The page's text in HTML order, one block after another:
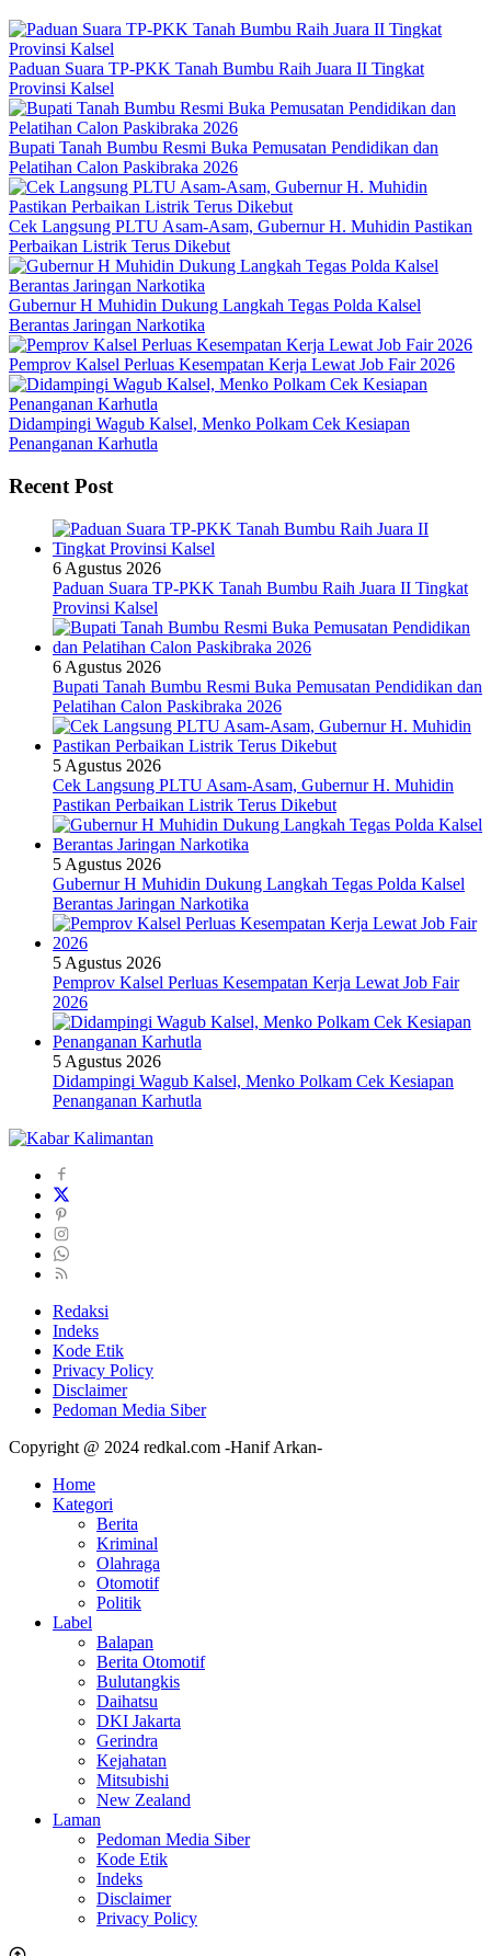
Paduan Suara TP-PKK Tanah Bumbu Raih Juara II Tingkat
Provinsi Kalsel
Bupati Tanah Bumbu Resmi Buka Pemusatan Pendidikan dan
Pelatihan Calon Paskibraka 2026
Cek Langsung PLTU Asam-Asam, Gubernur H. Muhidin Pastikan
Perbaikan Listrik Terus Dikebut
Gubernur H Muhidin Dukung Langkah Tegas Polda Kalsel
Berantas Jaringan Narkotika
Pemprov Kalsel Perluas Kesempatan Kerja Lewat Job Fair 2026
Didampingi Wagub Kalsel, Menko Polkam Cek Kesiapan
Penanganan Karhutla
Recent Post
6 Agustus 2026
Paduan Suara TP-PKK Tanah Bumbu Raih Juara II Tingkat
Provinsi Kalsel
6 Agustus 2026
Bupati Tanah Bumbu Resmi Buka Pemusatan Pendidikan dan
Pelatihan Calon Paskibraka 2026
5 Agustus 2026
Cek Langsung PLTU Asam-Asam, Gubernur H. Muhidin
Pastikan Perbaikan Listrik Terus Dikebut
5 Agustus 2026
Gubernur H Muhidin Dukung Langkah Tegas Polda Kalsel
Berantas Jaringan Narkotika
5 Agustus 2026
Pemprov Kalsel Perluas Kesempatan Kerja Lewat Job Fair
2026
5 Agustus 2026
Didampingi Wagub Kalsel, Menko Polkam Cek Kesiapan
Penanganan Karhutla
Redaksi
Indeks
Kode Etik
Privacy Policy
Disclaimer
Pedoman Media Siber
Copyright @ 2024 redkal.com -Hanif Arkan-
Home
Kategori
Berita
Kriminal
Olahraga
Otomotif
Politik
Label
Balapan
Berita Otomotif
Bulutangkis
Daihatsu
DKI Jakarta
Gerindra
Kejahatan
Mitsubishi
New Zealand
Laman
Pedoman Media Siber
Kode Etik
Indeks
Disclaimer
Privacy Policy